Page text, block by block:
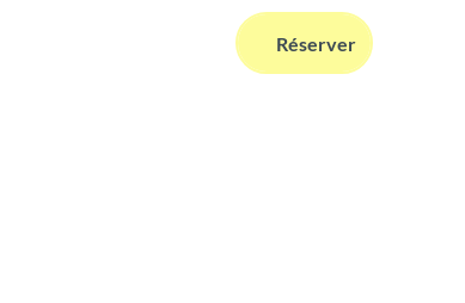
RechercheRéserver